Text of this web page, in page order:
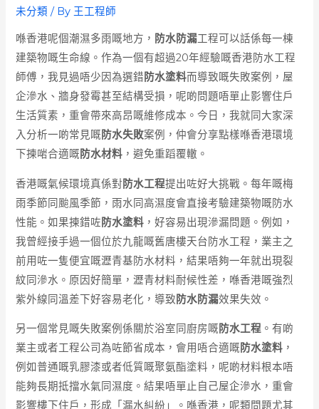
未分類 / By 王工程師
喺香港呢個潮濕多雨嘅地方， 防水防漏工程可以話係每一棟
建築物嘅生命線。作為一個有超過20年經驗嘅香港防水工程
師傅，我見過唔少因為選錯防水塗料而導致嘅失敗案例，屋
企滲水、牆身發霉甚至結構受損，呢啲問題唔單止影響住戶
生活質素，重會帶來高昂嘅維修成本。今日，我就同大家深
入分析一啲常見嘅防水失敗案例，仲會分享點樣喺香港環境
下揀啱合適嘅防水材料 ，避免重蹈覆轍。
香港嘅氣候環境真係對防水工程提出咗好大挑戰。每年嘅梅
雨季節同颱風季節，雨水同高濕度會直接考驗建築物嘅防水
性能。如果揀錯咗防水塗料 ，好容易出現滲漏問題。例如，
我曾經接手過一個位於九龍嘅舊唐樓天台防水工程，業主之
前用咗一隻便宜嘅瀝青基防水材料，結果唔夠一年就出現裂
紋同滲水。原因好簡單，瀝青材料耐候性差，喺香港嘅強烈
紫外線同溫差下好容易老化，導致防水防漏效果失效。
另一個常見嘅失敗案例係關於浴室同廚房嘅防水工程 。有啲
業主或者工程公司為咗節省成本，會用唔合適嘅防水塗料 ，
例如普通嘅乳膠漆或者低質嘅聚氨酯塗料，呢啲材料根本唔
能夠長期抵擋水氣同濕度。結果唔單止自己屋企滲水，重會
影響樓下住戶，形成「漏水糾紛」。喺香港，呢類問題尤其